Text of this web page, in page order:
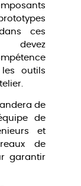
ces
devez
outils
de
de
et
de
garantir